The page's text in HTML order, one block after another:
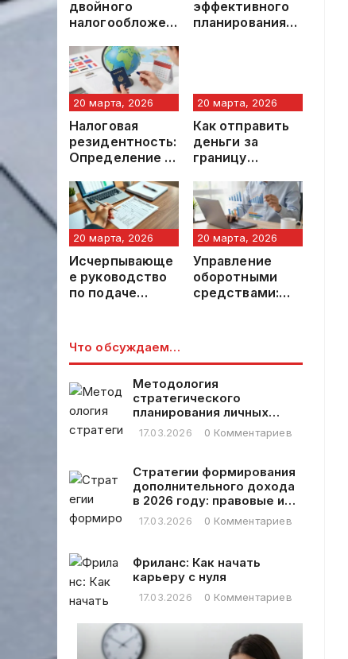
двойного
налогообложен
механизмы и
практические
рекомендации
эффективного
планирования
20 марта, 2026
Налоговая
резидентность:
Определение и
Определения
20 марта, 2026
Как отправить
деньги за
границу
профессиональ
ное
руководство
20 марта, 2026
Исчерпывающе
е руководство
по подаче
20 марта, 2026
Управление
оборотными
средствами:
Что обсуждаем…
Методология
стратегического
планирования личных
финансовых расходов
17.03.2026 0 Комментариев
Стратегии формирования
дополнительного дохода
в 2026 году: правовые и
практические аспекты
17.03.2026 0 Комментариев
Фриланс: Как начать
карьеру с нуля
17.03.2026 0 Комментариев